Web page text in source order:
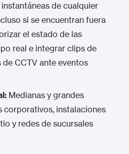
de cualquier
si se encuentran fuera
el estado de las
real e integrar clips de
CCTV ante eventos
Medianas y grandes
corporativos, instalaciones
y redes de sucursales